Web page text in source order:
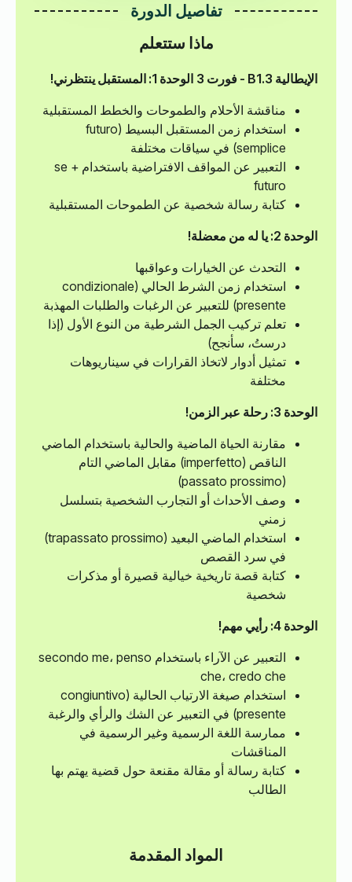
تفاصيل الدورة
ماذا ستتعلم
الإيطالية B1.3 - فورت 3
الوحدة 1: المستقبل ينتظرني!
مناقشة الأحلام والطموحات والخطط المستقبلية
استخدام زمن المستقبل البسيط (futuro
semplice) في سياقات مختلفة
التعبير عن المواقف الافتراضية باستخدام se +
futuro
كتابة رسالة شخصية عن الطموحات المستقبلية
الوحدة 2: يا له من معضلة!
التحدث عن الخيارات وعواقبها
استخدام زمن الشرط الحالي (condizionale
presente) للتعبير عن الرغبات والطلبات المهذبة
تعلم تركيب الجمل الشرطية من النوع الأول (إذا
درستُ، سأنجح)
تمثيل أدوار لاتخاذ القرارات في سيناريوهات
مختلفة
الوحدة 3: رحلة عبر الزمن!
مقارنة الحياة الماضية والحالية باستخدام الماضي
الناقص (imperfetto) مقابل الماضي التام
(passato prossimo)
وصف الأحداث أو التجارب الشخصية بتسلسل
زمني
استخدام الماضي البعيد (trapassato prossimo)
في سرد القصص
كتابة قصة تاريخية خيالية قصيرة أو مذكرات
شخصية
الوحدة 4: رأيي مهم!
التعبير عن الآراء باستخدام secondo me، penso
che، credo che
استخدام صيغة الارتياب الحالية (congiuntivo
presente) في التعبير عن الشك والرأي والرغبة
ممارسة اللغة الرسمية وغير الرسمية في
المناقشات
كتابة رسالة أو مقالة مقنعة حول قضية يهتم بها
الطالب
المواد المقدمة